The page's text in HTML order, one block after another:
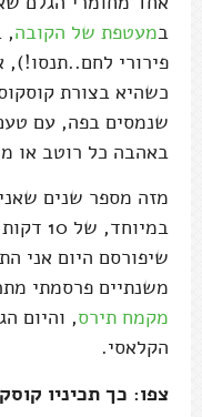
במעטפת של הקובה,
פירורי לחם..תנסו!),
כשהיא בצורת
שנמסים בפה, עם טעם
באהבה כל רוטב או
מזה מספר שנים
שיפורסם היום אני
משנתיים פרסמתי
מקמח תירס, והיום
הקלאסי.
צפו: כך תכיניו